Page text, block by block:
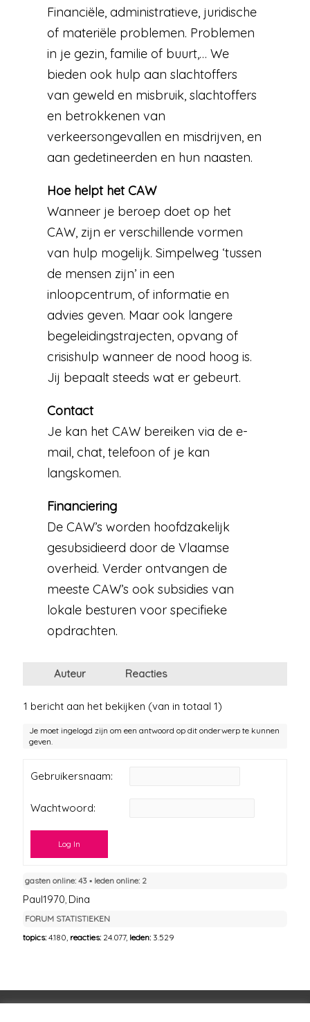
Financiële, administratieve, juridische
of materiële problemen. Problemen
in je gezin, familie of buurt,… We
bieden ook hulp aan slachtoffers
van geweld en misbruik, slachtoffers
en betrokkenen van
verkeersongevallen en misdrijven, en
aan gedetineerden en hun naasten.
Hoe helpt het CAW
Wanneer je beroep doet op het
CAW, zijn er verschillende vormen
van hulp mogelijk. Simpelweg ‘tussen
de mensen zijn’ in een
inloopcentrum, of informatie en
advies geven. Maar ook langere
begeleidingstrajecten, opvang of
crisishulp wanneer de nood hoog is.
Jij bepaalt steeds wat er gebeurt.
Contact
Je kan het CAW bereiken via de e-
mail, chat, telefoon of je kan
langskomen.
Financiering
De CAW’s worden hoofdzakelijk
gesubsidieerd door de Vlaamse
overheid. Verder ontvangen de
meeste CAW’s ook subsidies van
lokale besturen voor specifieke
opdrachten.
Auteur Reacties
1 bericht aan het bekijken (van in totaal 1)
Je moet ingelogd zijn om een antwoord op dit onderwerp te kunnen
geven.
Gebruikersnaam:
Wachtwoord:
Log In
gasten online: 43 ▪︎ leden online: 2
Paul1970 Dina
FORUM STATISTIEKEN
topics:4.180, reacties: 24.077, leden: 3.529